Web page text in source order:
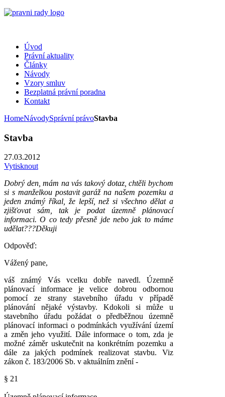
Úvod
Právní aktuality
Články
Návody
Vzory smluv
Bezplatná právní poradna
Kontakt
HomeNávodySprávní právoStavba
Stavba
27.03.2012
Vytisknout
Dobrý den, mám na vás takový dotaz, chtěli bychom
si s manželkou postavit garáž na našem pozemku a
jeden známý říkal, že lepší, než si všechno dělat a
zjišťovat sám, tak je podat územně plánovací
informaci. O co tedy přesně jde nebo jak to máme
udělat???Děkuji
Odpověď:
Vážený pane,
váš známý Vás vcelku dobře navedl. Územně
plánovací informace je velice dobrou odbornou
pomocí ze strany stavebního úřadu v případě
plánování nějaké výstavby. Kdokoli si může u
stavebního úřadu požádat o předběžnou územně
plánovací informaci o podmínkách využívání území
a změn jeho využití. Dále informace o tom, zda je
možné záměr uskutečnit na konkrétním pozemku a
dále za jakých podmínek realizovat stavbu. Viz
zákon č. 183/2006 Sb. v aktuálním znění -
§ 21